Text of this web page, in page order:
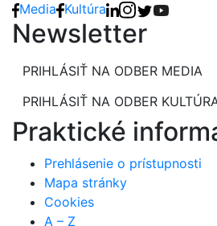
Media Kultúra
Newsletter
PRIHLÁSIŤ NA ODBER MEDIA
PRIHLÁSIŤ NA ODBER
Praktické
Prehlásenie o prístupnosti
Mapa stránky
Cookies
A – Z